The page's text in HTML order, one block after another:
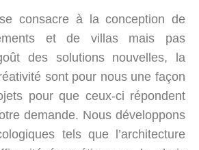
consacre à la conception de
et de villas mais pas
des solutions nouvelles, la
sont pour nous une façon
pour que ceux-ci répondent
demande. Nous développons
tels que l’architecture